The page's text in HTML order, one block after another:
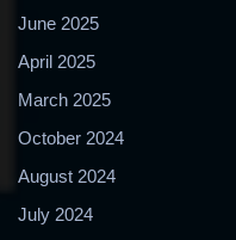
June 2025
April 2025
March 2025
October 2024
August 2024
July 2024